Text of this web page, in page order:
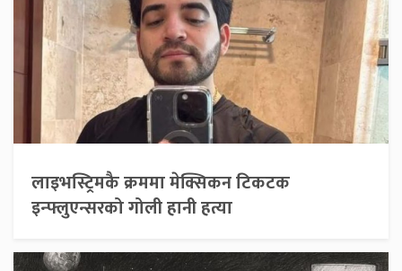
लाइभस्ट्रिमकै क्रममा मेक्सिकन टिकटक
इन्फ्लुएन्सरको गोली हानी हत्या